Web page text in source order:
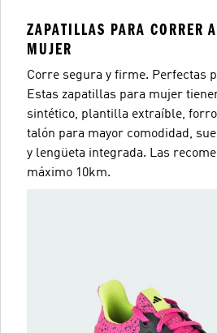
ZAPATILLAS PARA CORRER
MUJER
Corre segura y firme. Perfectas
Estas zapatillas para mujer
sintético, plantilla extraíble,
talón para mayor comodidad,
y lengüeta integrada. Las
máximo 10km.